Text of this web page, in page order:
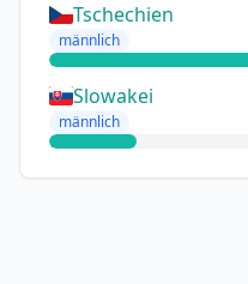
Tschechien
männlich
Slowakei
männlich